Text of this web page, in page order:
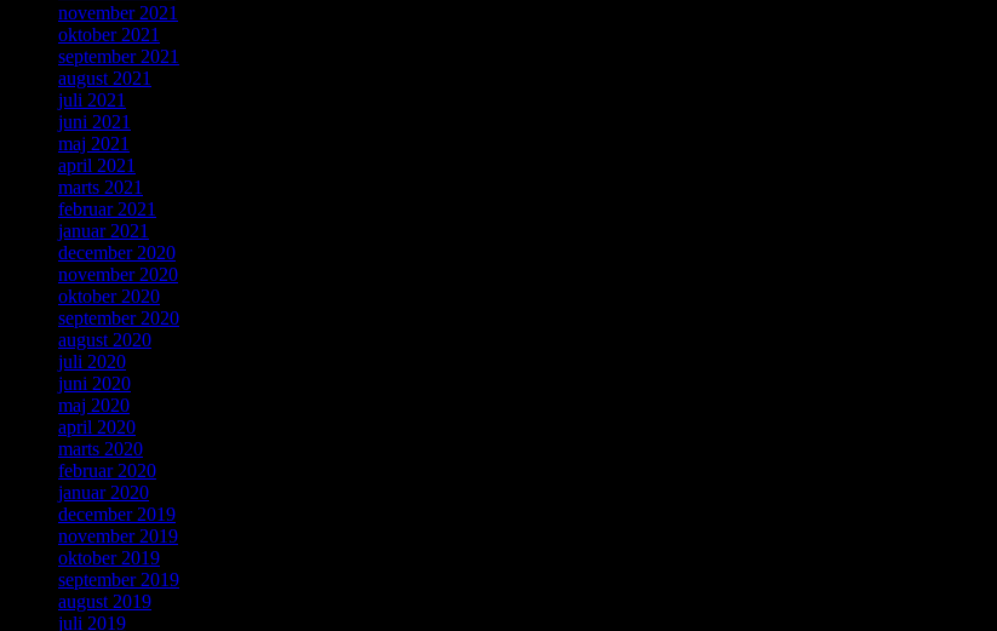
november 2021
oktober 2021
september 2021
august 2021
juli 2021
juni 2021
maj 2021
april 2021
marts 2021
februar 2021
januar 2021
december 2020
november 2020
oktober 2020
september 2020
august 2020
juli 2020
juni 2020
maj 2020
april 2020
marts 2020
februar 2020
januar 2020
december 2019
november 2019
oktober 2019
september 2019
august 2019
juli 2019